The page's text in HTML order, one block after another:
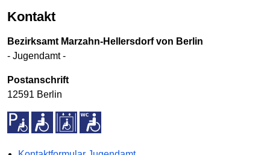
Kontakt
Bezirksamt Marzahn-Hellersdorf von Berlin
- Jugendamt -
Postanschrift
12591 Berlin